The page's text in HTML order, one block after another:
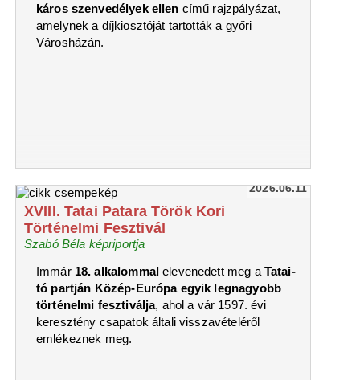
káros szenvedélyek ellen című rajzpályázat,
amelynek a díjkiosztóját tartották a győri
Városházán.
2026.06.11
XVIII. Tatai Patara Török Kori
Történelmi Fesztivál
Szabó Béla képriportja
Immár18. alkalommalelevenedett meg a Tatai-
tó partján Közép-Európa egyik legnagyobb
történelmi fesztiválja, ahol a vár 1597. évi
keresztény csapatok általi visszavételéről
emlékeznek meg.